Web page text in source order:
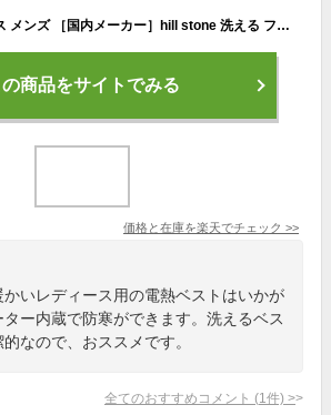
電熱ベスト レディース メンズ ［国内メーカー］hill stone 洗える フェザーダウン 9枚ヒーター電熱ベスト ［M/L/XL 男女兼用サイズ 全3色］［ オプション＋ バッテリー付き 有り］ 送料無料 キャンプ ベスト 前後独立スイッチ 女性
の商品をサイトでみる
価格と在庫を楽天でチェック >>
いレディース用の電熱ベストはいかが
ー内蔵で防寒ができます。洗えるベス
なので、おススメです。
全てのおすすめコメント (1 件) >